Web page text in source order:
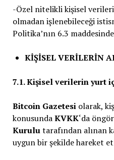
-Özel nitelikli kişisel
olmadan işlenebileceği
Politika’nın 6.3
KİŞİSEL VERİLERİN
7.1. Kişisel verilerin yurt
Bitcoin Gazetesi olarak,
konusundaKVKK‘da
Kurulutarafından alınan
uygun bir şekilde hareket